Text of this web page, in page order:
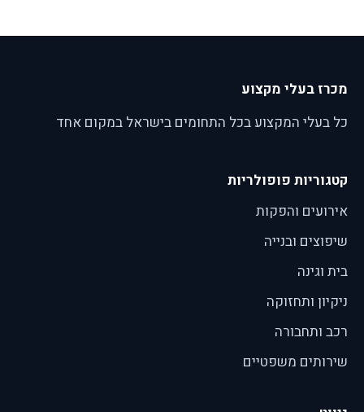
מכרז בעלי מקצוע
כל בעלי המקצוע בכל התחומים בישראל במקום אחד
קטגוריות פופולריות
אירועים והפקות
שיפוצים ובנייה
בית וגינה
ניקיון ותחזוקה
רכב ותחבורה
שירותים משפטיים